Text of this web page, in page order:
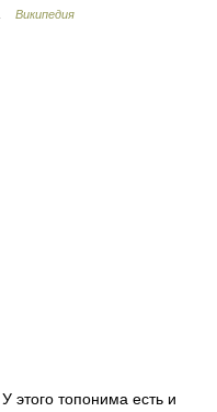
Википедия
этого топонима есть и